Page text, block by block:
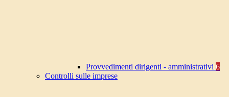
Provvedimenti dirigenti - amministrativi 6
Controlli sulle imprese